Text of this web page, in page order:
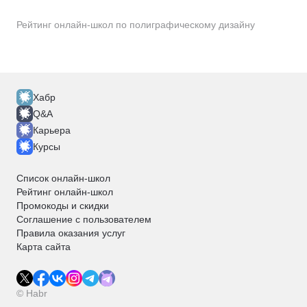
Рейтинг онлайн-школ по полиграфическому дизайну
Хабр
Q&A
Карьера
Курсы
Список онлайн-школ
Рейтинг онлайн-школ
Промокоды и скидки
Соглашение с пользователем
Правила оказания услуг
Карта сайта
© Habr